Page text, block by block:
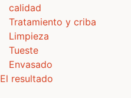
calidad
Tratamiento y criba
Limpieza
Tueste
Envasado
El resultado